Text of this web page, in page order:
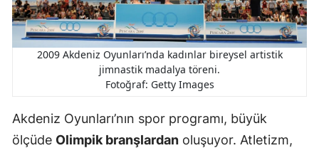
2009 Akdeniz Oyunları’nda kadınlar bireysel artistik
jimnastik madalya töreni.
Fotoğraf: Getty Images
Akdeniz Oyunları’nın spor programı, büyük
ölçüde Olimpik branşlardan oluşuyor. Atletizm,